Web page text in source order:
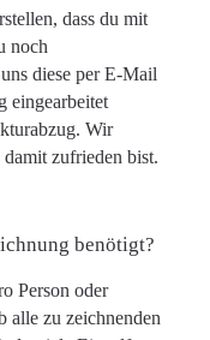
dass du mit
noch
diese per E-Mail
eingearbeitet
Wir
zufrieden bist.
benötigt?
Person oder
alle zu zeichnenden